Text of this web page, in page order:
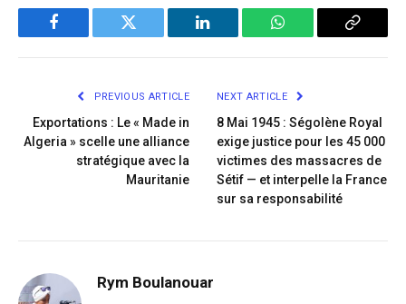
Facebook Twitter LinkedIn WhatsApp Copy
PREVIOUS ARTICLE
Exportations : Le « Made in
Algeria » scelle une alliance
stratégique avec la
Mauritanie
NEXT ARTICLE
8 Mai 1945 : Ségolène Royal
exige justice pour les 45 000
victimes des massacres de
Sétif — et interpelle la France
sur sa responsabilité
Rym Boulanouar